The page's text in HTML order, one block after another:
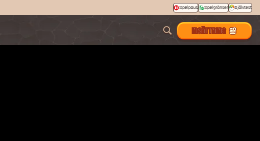
Spelpaus Spelgränser Självtest
INSÄTTNING